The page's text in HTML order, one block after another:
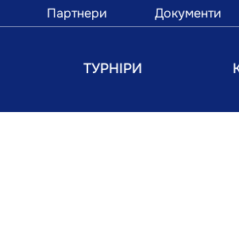
Партнери Документи
ТУРНІРИ